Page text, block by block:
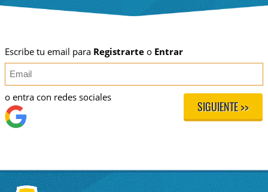
Escribe tu email para Registrarteo Entrar
SIGUIENTE >>
o entra con redes sociales